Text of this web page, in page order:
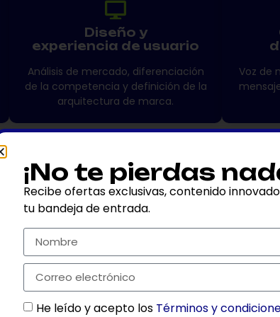
Diseño y
experiencia de usuario
Análisis de mercado, diferenciación
de la competencia y definición de la
arquitectura de marca.
Voz de
Arquitectura de
2
¡No te pierdas
Recibe ofertas exclusivas, contenido
tu bandeja de entrada.
He leído y acepto los Términos y